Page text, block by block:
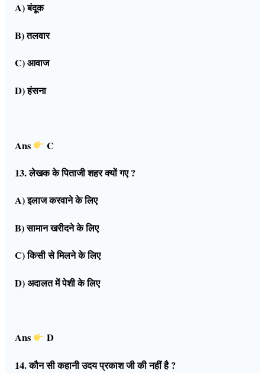
A) बंदूक
B) तलवार
C) आवाज
D) हंसना
Ans
C
13. लेखक के पिताजी शहर क्यों गए ?
A) इलाज करवाने के लिए
B) सामान खरीदने के लिए
C) किसी से मिलने के लिए
D) अदालत में पेशी के लिए
Ans
D
14. कौन सी कहानी उदय प्रकाश जी की नहीं है ?